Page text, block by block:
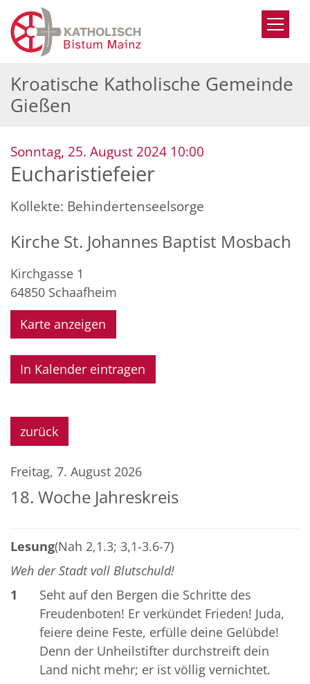
Zum Inhalt springen
Kroatische Katholische Gemeinde
Gießen
Sonntag, 25. August 2024 10:00
Eucharistiefeier
Kollekte: Behindertenseelsorge
Kirche St. Johannes Baptist Mosbach
Kirchgasse 1
64850 Schaafheim
Karte anzeigen
In Kalender eintragen
zurück
Freitag, 7. August 2026
18. Woche Jahreskreis
Lesung(Nah 2,1.3; 3,1-3.6-7)
Weh der Stadt voll Blutschuld!
1
Seht auf den Bergen die Schritte des
Freudenboten! Er verkündet Frieden! Juda,
feiere deine Feste, erfülle deine Gelübde!
Denn der Unheilstifter durchstreift dein
Land nicht mehr; er ist völlig vernichtet.